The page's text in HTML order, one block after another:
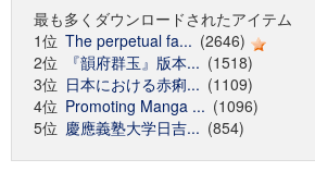
最も多くダウンロードされたアイテム
1位 The perpetual fa... (2646)
2位
『韻府群玉』版本... (1518)
3位 日本における赤痢... (1109)
4位 Promoting Manga ... (1096)
5位 慶應義塾大学日吉... (854)